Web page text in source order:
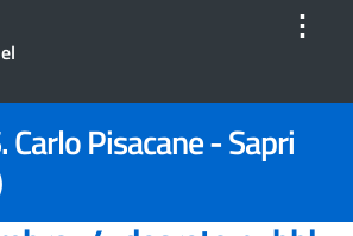
⋮
Carlo Pisacane - Sapri